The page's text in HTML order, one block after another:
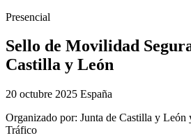
Presencial
Sello de Movilidad
Castilla y León
20 octubre 2025 España
Organizado por: Junta de Castilla y
Tráfico